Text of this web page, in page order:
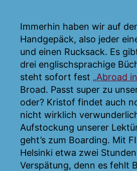
Immerhin haben wir auf
Handgepäck, also jeder
und einen Rucksack. Es
drei englischsprachige
steht sofort fest „Abroad
Broad. Passt super zu
oder? Kristof findet auch
nicht wirklich
Aufstockung unserer
geht’s zum Boarding. Mit
Helsinki etwa zwei
Verspätung, denn es fehlt